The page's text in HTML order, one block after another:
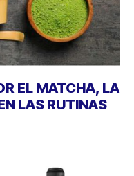
EL MATCHA, LA
LAS RUTINAS